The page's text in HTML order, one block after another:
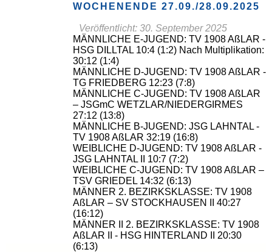
WOCHENENDE 27.09./28.09.2025
Veröffentlicht: 30. September 2025
MÄNNLICHE E-JUGEND: TV 1908 AßLAR -
HSG DILLTAL 10:4 (1:2) Nach Multiplikation:
30:12 (1:4)
MÄNNLICHE D-JUGEND: TV 1908 AßLAR -
TG FRIEDBERG 12:23 (7:8)
MÄNNLICHE C-JUGEND: TV 1908 AßLAR
– JSGmC WETZLAR/NIEDERGIRMES
27:12 (13:8)
MÄNNLICHE B-JUGEND: JSG LAHNTAL -
TV 1908 AßLAR 32:19 (16:8)
WEIBLICHE D-JUGEND: TV 1908 AßLAR -
JSG LAHNTAL II 10:7 (7:2)
WEIBLICHE C-JUGEND: TV 1908 AßLAR –
TSV GRIEDEL 14:32 (6:13)
MÄNNER 2. BEZIRKSKLASSE: TV 1908
AßLAR – SV STOCKHAUSEN II 40:27
(16:12)
MÄNNER II 2. BEZIRKSKLASSE: TV 1908
AßLAR II - HSG HINTERLAND II 20:30
(6:13)